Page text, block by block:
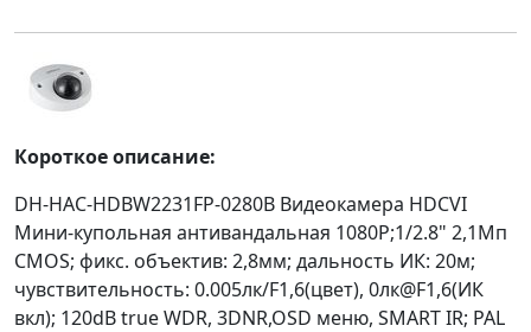
Короткое описание:
DH-HAC-HDBW2231FP-0280B Видеокамера HDCVI
Мини-купольная антивандальная 1080P;1/2.8" 2,1Mп
CMOS; фикс. объектив: 2,8мм; дальность ИК: 20м;
чувствительность: 0.005лк/F1,6(цвет), 0лк@F1,6(ИК
вкл); 120dB true WDR, 3DNR,OSD меню, SMART IR; PAL